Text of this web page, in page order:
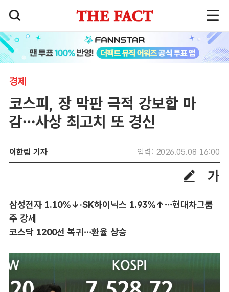
경제
코스피, 장 막판 극적 강보합 마
감…사상 최고치 또 경신
이한림 기자 입력: 2026.05.08 16:00
삼성전자 1.10%↓·SK하이닉스 1.93%↑…현대차그룹
주 강세
코스닥 1200선 복귀…환율 상승